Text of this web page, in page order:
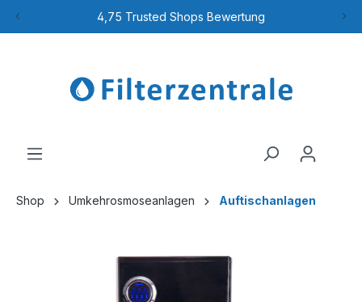
4,75 Trusted Shops Bewertung
Shop Umkehrosmoseanlagen Auftischanlagen